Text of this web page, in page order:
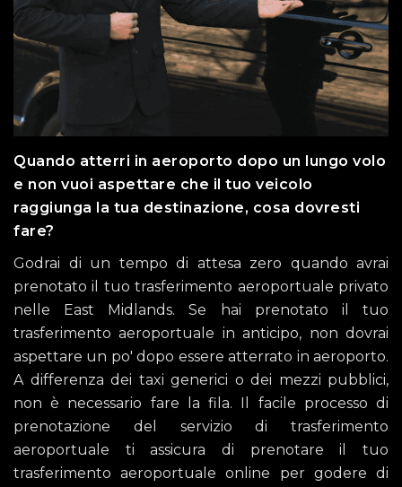
Quando atterri in aeroporto dopo un lungo volo
e non vuoi aspettare che il tuo veicolo
raggiunga la tua destinazione, cosa dovresti
fare?
Godrai di un tempo di attesa zero quando avrai
prenotato il tuo trasferimento aeroportuale privato
nelle East Midlands. Se hai prenotato il tuo
trasferimento aeroportuale in anticipo, non dovrai
aspettare un po' dopo essere atterrato in aeroporto.
A differenza dei taxi generici o dei mezzi pubblici,
non è necessario fare la fila. Il facile processo di
prenotazione del servizio di trasferimento
aeroportuale ti assicura di prenotare il tuo
trasferimento aeroportuale online per godere di